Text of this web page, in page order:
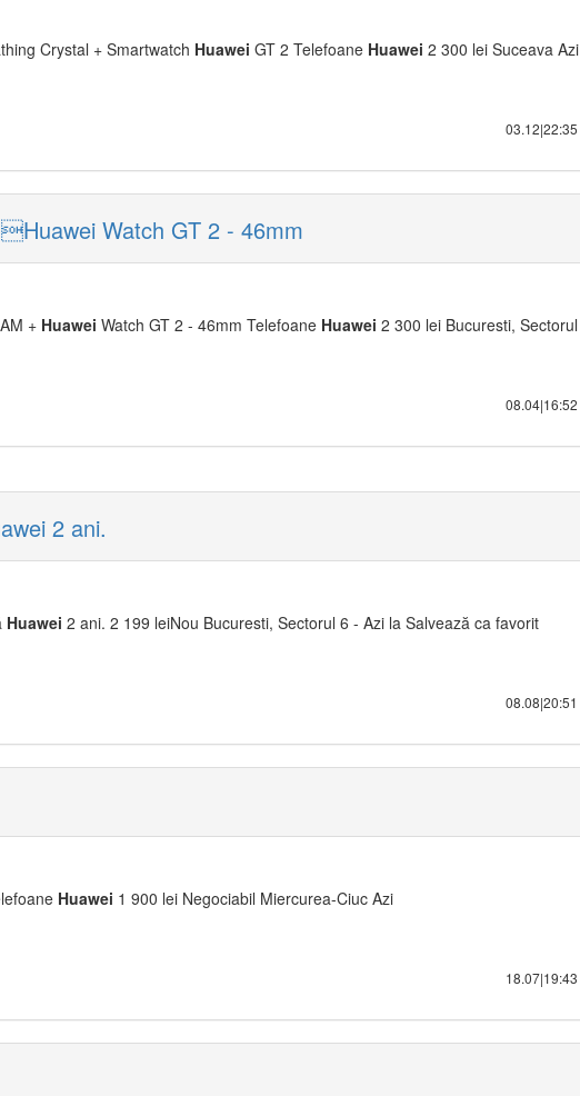
Crystal + Smartwatch Huawei GT 2 Telefoane Huawei 2 300 lei Suceava Azi
03.12|22:35
Watch GT 2 - 46mm
+ Huawei Watch GT 2 - 46mm Telefoane Huawei 2 300 lei Bucuresti, Sectorul
08.04|16:52
2 ani.
Huawei 2 ani. 2 199 leiNou Bucuresti, Sectorul 6 - Azi la Salvează ca favorit
08.08|20:51
Huawei 1 900 lei Negociabil Miercurea-Ciuc Azi
18.07|19:43